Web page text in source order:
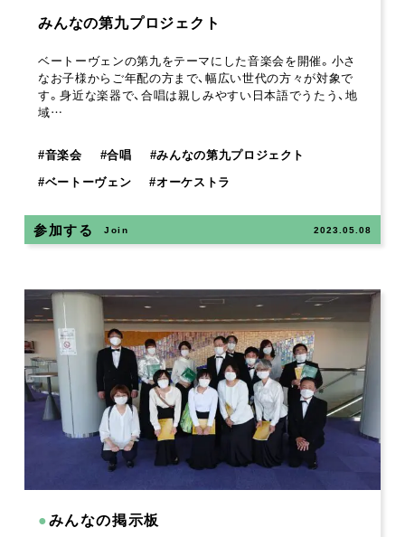
みんなの第九プロジェクト
ベートーヴェンの第九をテーマにした音楽会を開催。小さ
なお子様からご年配の方まで、幅広い世代の方々が対象で
す。身近な楽器で、合唱は親しみやすい日本語でうたう、地
域…
#音楽会 #合唱 #みんなの第九プロジェクト
#ベートーヴェン #オーケストラ
参加する Join 2023.05.08
●みんなの掲示板